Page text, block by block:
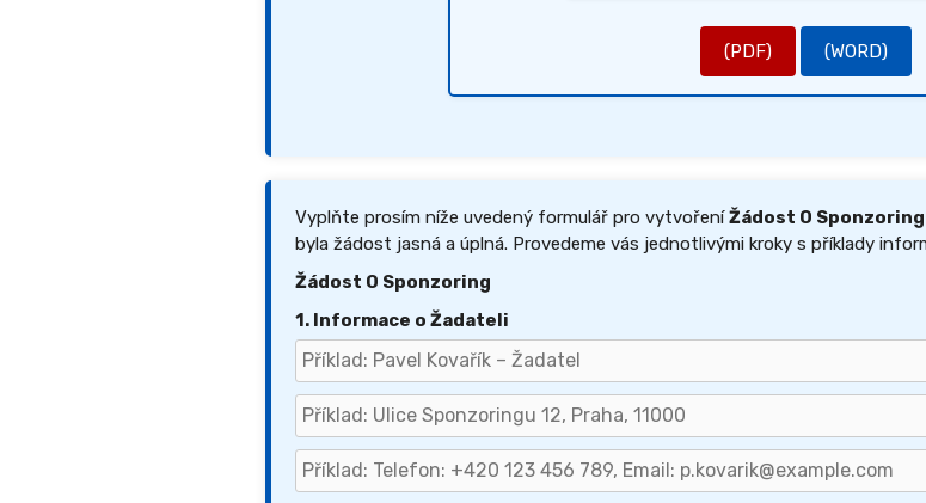
(PDF) (WORD)
Vyplňte prosím níže uvedený formulář pro vytvořeníŽádost O
byla žádost jasná a úplná. Provedeme vás jednotlivými kroky s příklady
Žádost O Sponzoring
1. Informace o Žadateli